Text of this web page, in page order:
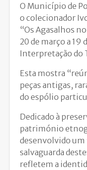
O Município de
o colecionador
“Os Agasalhos
20 de março a 19
Interpretação do
Esta mostra
peças antigas,
do espólio
Dedicado à
património
desenvolvido
salvaguarda
refletem a